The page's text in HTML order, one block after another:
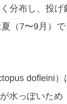
分布し、投
（7〜9月）
dofleini
水っぽいため